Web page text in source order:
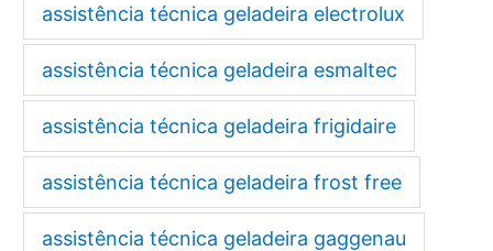
assistência técnica geladeira electrolux
assistência técnica geladeira esmaltec
assistência técnica geladeira frigidaire
assistência técnica geladeira frost free
assistência técnica geladeira gaggenau